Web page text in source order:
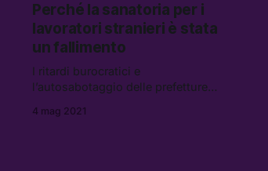
Perché la sanatoria per i
lavoratori stranieri è stata
un fallimento
I ritardi burocratici e
l’autosabotaggio delle prefetture
del governo Conte: solo pochissimi
4 mag 2021